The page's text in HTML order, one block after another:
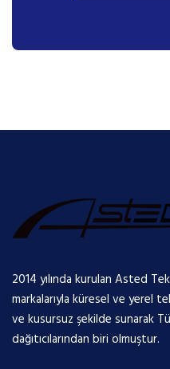
2014 yılında kurulan Asted
markalarıyla küresel ve yerel
ve kusursuz şekilde sunarak
dağıtıcılarından biri olmuştur.